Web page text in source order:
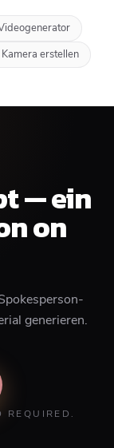
erstellen
— ein
on
generieren.
REQUIRED.